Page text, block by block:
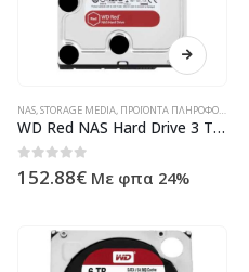
NAS,STORAGE MEDIA, ΠΡΟΪΌΝΤΑ ΠΛΗΡΟΦΟΡΙΚΉΣ - ΚΙΝΗΤΉΣ ΤΗΛΕΦΩΝΊΑΣ - ΗΛΕΚΤΡΟΝΙΚΆ
WD Red NAS Hard Drive 3 TB intern 3.5 WD30EFRX
0 out of 5
152.88€ Με φπα 24%